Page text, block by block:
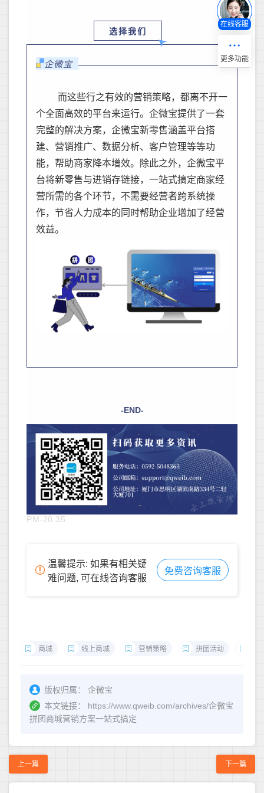
选择我们
企微宝
而这些行之有效的营销策略，都离不开一
个全面高效的平台来运行。企微宝提供了一套
完整的解决方案，企微宝新零售涵盖平台搭
建、营销推广、数据分析、客户管理等等功
能，帮助商家降本增效。除此之外，企微宝平
台将新零售与进销存链接，一站式搞定商家经
营所需的各个环节，不需要经营者跨系统操
作，节省人力成本的同时帮助企业增加了经营
效益。
-END-
PM-20.35
温馨提示: 如果有相关疑
难问题, 可在线咨询客服
免费咨询客服
商城 线上商城 营销策略 拼团活动
版权归属：
企微宝
本文链接：
https://www.qweib.com/archives/企微宝
拼团商城营销方案一站式搞定
上一篇 下一篇
在线客服